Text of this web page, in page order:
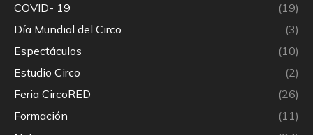
COVID- 19
(19)
Día Mundial del Circo
(3)
Espectáculos
(10)
Estudio Circo
(2)
Feria CircoRED
(26)
Formación
(11)